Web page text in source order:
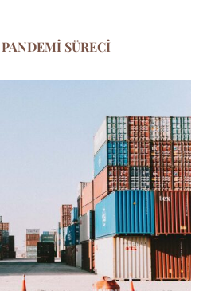
PANDEMI SÜRECI